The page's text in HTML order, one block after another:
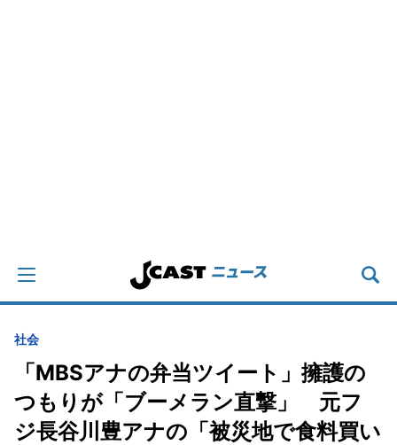
社会
「MBSアナの弁当ツイート」擁護の
つもりが「ブーメラン直撃」 元フ
ジ長谷川豊アナの「被災地で食料買い